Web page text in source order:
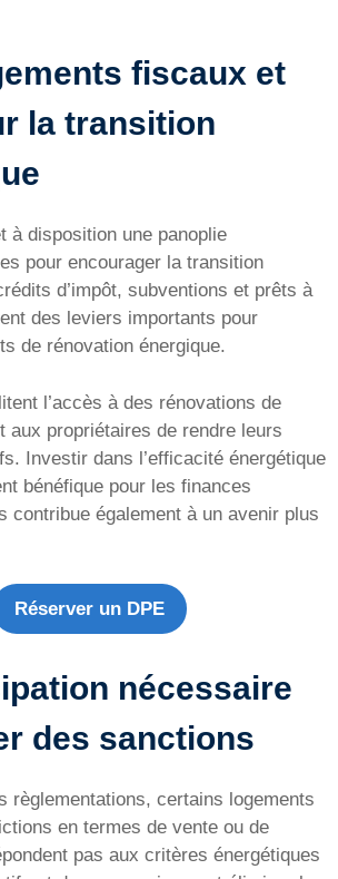
fiscaux et
la transition
à disposition une panoplie
pour encourager la transition
d’impôt, subventions et prêts à
des leviers importants pour
de rénovation énergique.
l’accès à des rénovations de
aux propriétaires de rendre leurs
Investir dans l’efficacité énergétique
bénéfique pour les finances
contribue également à un avenir plus
Réserver un DPE
nécessaire
des sanctions
règlementations, certains logements
en termes de vente ou de
pas aux critères énergétiques